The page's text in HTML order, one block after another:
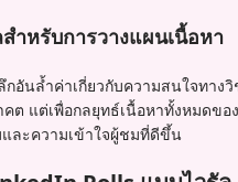
ำหรับการวางแผนเนื้อหา
อันล้ำค่าเกี่ยวกับความสนใจทาง
ต แต่เพื่อกลยุทธ์เนื้อหาทั้งหมดข
ละความเข้าใจผู้ชมที่ดีขึ้น